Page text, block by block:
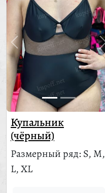
Купальник
(чёрный)
Размерный ряд: S, M,
L, XL